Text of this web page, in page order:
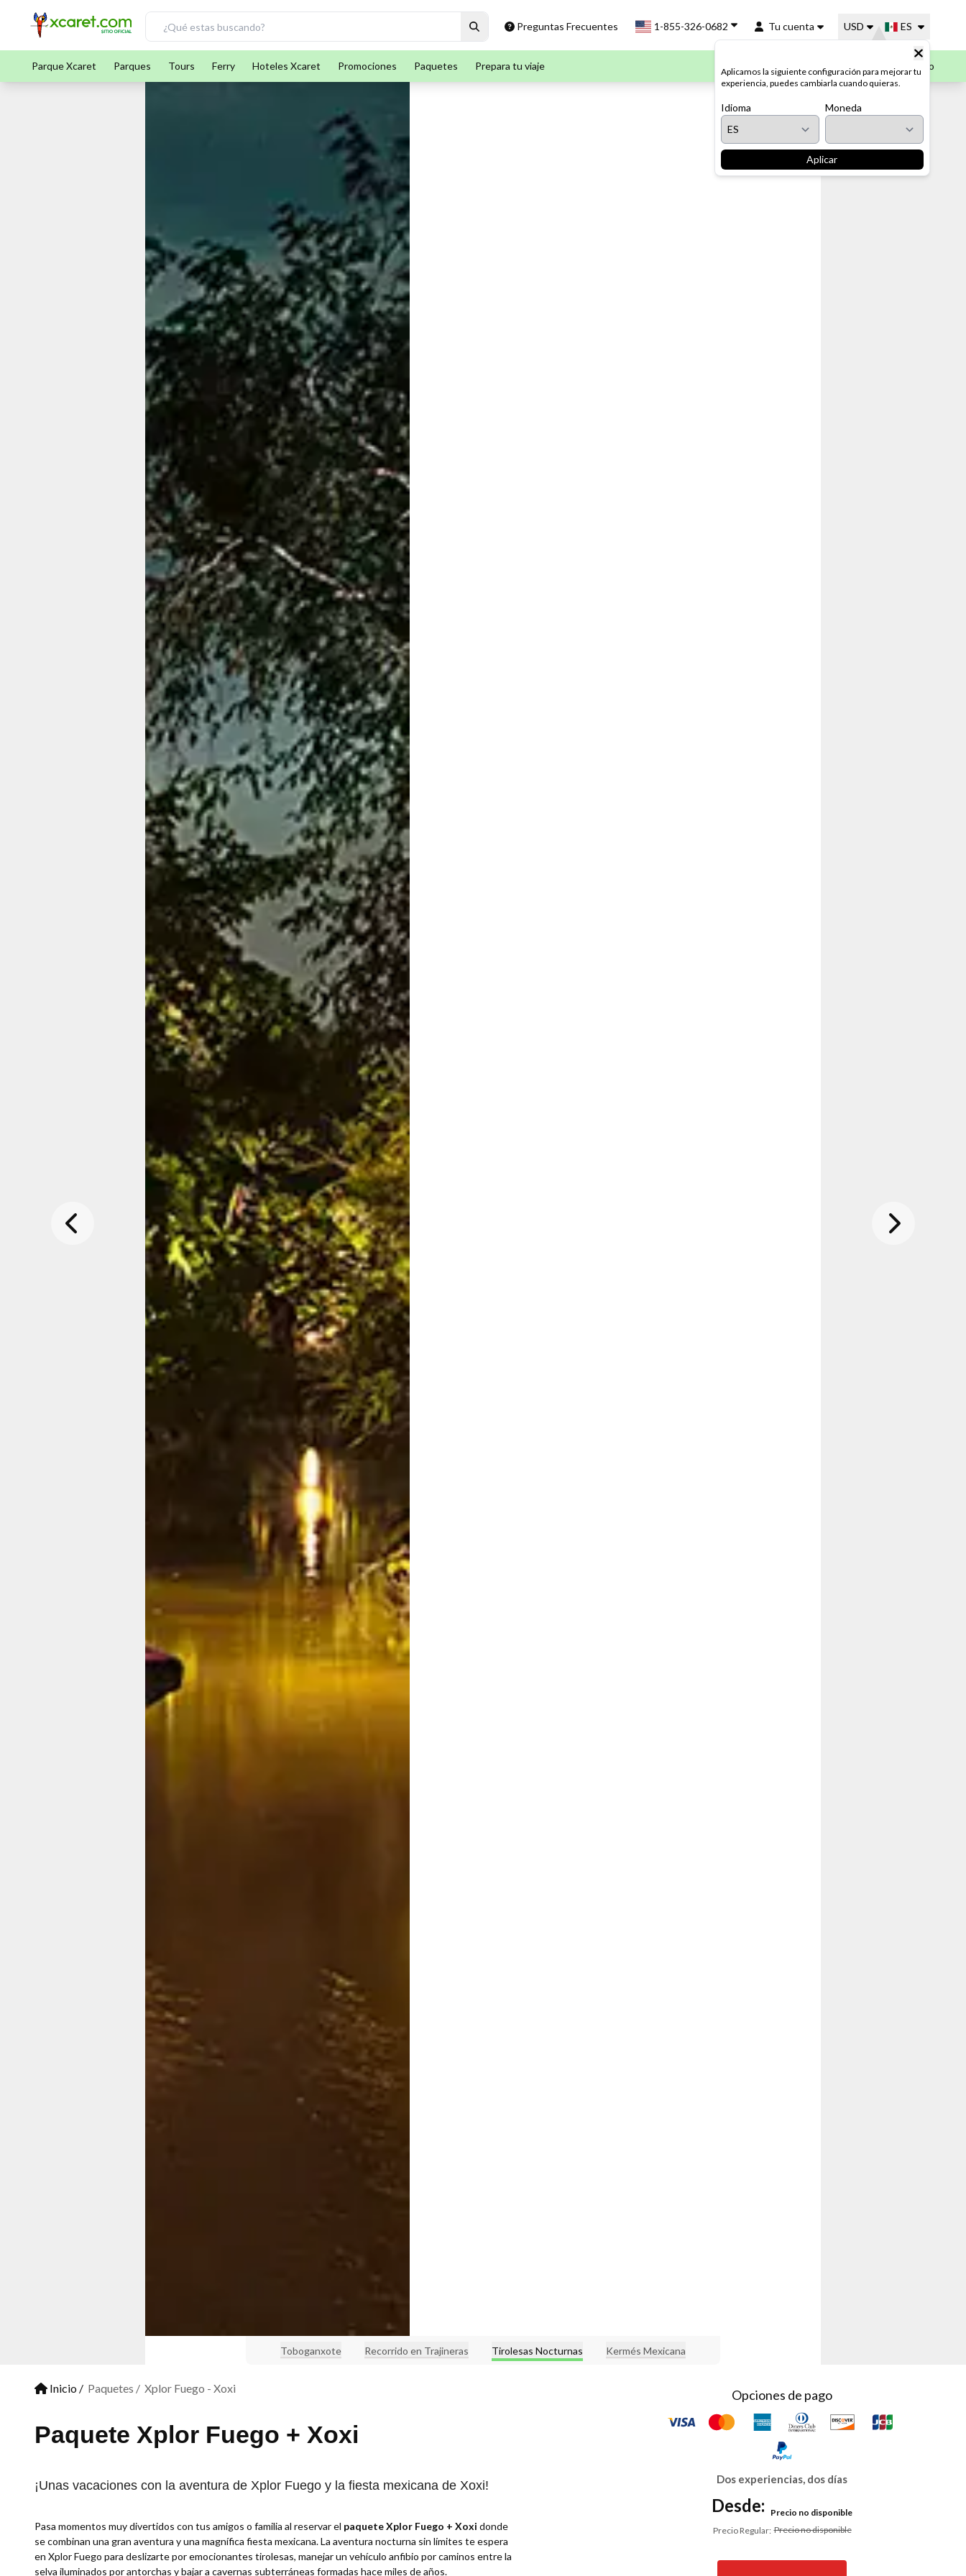
Preguntas Frecuentes 1-855-326-0682 Tu cuenta USD ES
Aplicamos la siguiente configuración para mejorar tu
experiencia, puedes cambiarla cuando quieras.
Idioma Moneda
Aplicar
Parque Xcaret Parques Tours Ferry Hoteles Xcaret Promociones Paquetes Prepara tu viaje Mi Carrito
Toboganxote Recorrido en Trajineras Tirolesas Nocturnas Kermés Mexicana
Inicio Paquetes Xplor Fuego - Xoxi
Paquete Xplor Fuego + Xoxi
¡Unas vacaciones con la aventura de Xplor Fuego y la fiesta mexicana de Xoxi!
Pasa momentos muy divertidos con tus amigos o familia al reservar el paquete Xplor Fuego + Xoxi donde
se combinan una gran aventura y una magnífica fiesta mexicana. La aventura nocturna sin límites te espera
en Xplor Fuego para deslizarte por emocionantes tirolesas, manejar un vehículo anfibio por caminos entre la
selva iluminados por antorchas y bajar a cavernas subterráneas formadas hace miles de años.
Opciones de pago
Dos experiencias, dos días
Desde:
Precio no disponible
Precio Regular:Precio no disponible